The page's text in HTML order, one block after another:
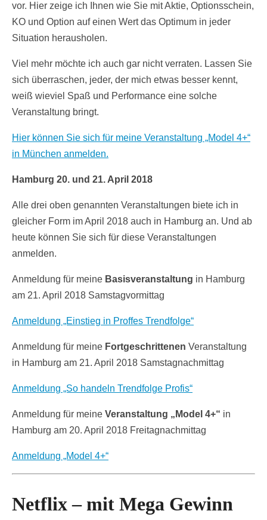
vor. Hier zeige ich Ihnen wie Sie mit Aktie, Optionsschein,
KO und Option auf einen Wert das Optimum in jeder
Situation herausholen.
Viel mehr möchte ich auch gar nicht verraten. Lassen Sie
sich überraschen, jeder, der mich etwas besser kennt,
weiß wieviel Spaß und Performance eine solche
Veranstaltung bringt.
Hier können Sie sich für meine Veranstaltung „Model 4+“
in München anmelden.
Hamburg 20. und 21. April 2018
Alle drei oben genannten Veranstaltungen biete ich in
gleicher Form im April 2018 auch in Hamburg an. Und ab
heute können Sie sich für diese Veranstaltungen
anmelden.
Anmeldung für meine Basisveranstaltung in Hamburg
am 21. April 2018 Samstagvormittag
Anmeldung „Einstieg in Proffes Trendfolge“
Anmeldung für meine Fortgeschrittenen Veranstaltung
in Hamburg am 21. April 2018 Samstagnachmittag
Anmeldung „So handeln Trendfolge Profis“
Anmeldung für meine Veranstaltung „Model 4+“ in
Hamburg am 20. April 2018 Freitagnachmittag
Anmeldung „Model 4+“
Netflix – mit Mega Gewinn